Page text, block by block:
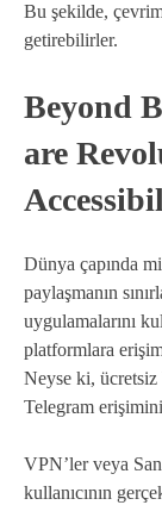
Bu şekilde,
getirebilirler.
Beyond
are
Dünya çapında
paylaşmanın
uygulamalarını
platformlara
Neyse ki, ücretsiz
Telegram
VPN’ler veya
kullanıcının